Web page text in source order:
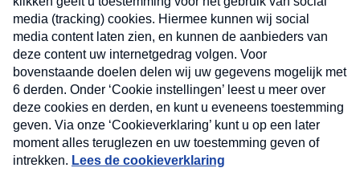
Nieuwsbrief
Neem hier een gratis abonnement op onze
nieuwsbrief. Elke vrijdag- en dinsdagochtend in uw